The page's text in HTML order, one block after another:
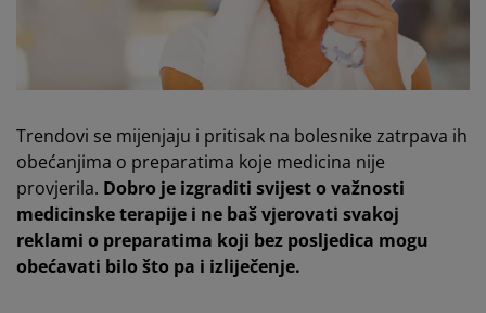
Trendovi se mijenjaju i pritisak na bolesnike zatrpava ih
obećanjima o preparatima koje medicina nije
provjerila. Dobro je izgraditi svijest o važnosti
medicinske terapije i ne baš vjerovati svakoj
reklami o preparatima koji bez posljedica mogu
obećavati bilo što pa i izliječenje.